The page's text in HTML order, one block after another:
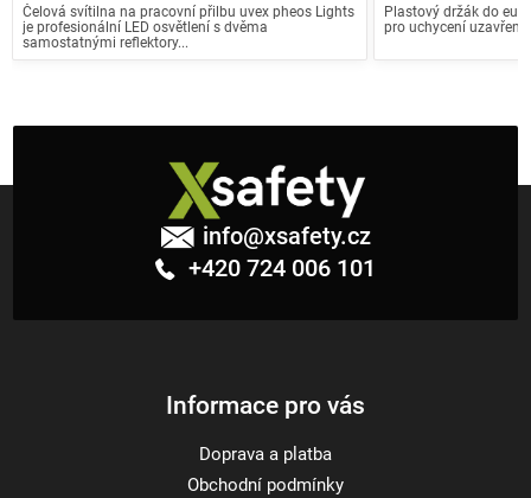
Čelová svítilna na pracovní přilbu uvex pheos Lights
je profesionální LED osvětlení s dvěma
samostatnými reflektory...
Plastový držák do
pro uchycení
info@xsafety.cz
+420 724 006 101
Informace pro vás
Doprava a platba
Obchodní podmínky